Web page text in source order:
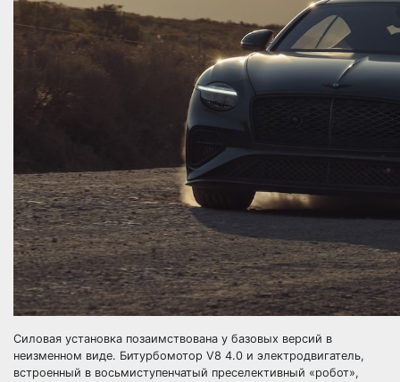
Силовая установка позаимствована у базовых версий в
неизменном виде. Битурбомотор V8 4.0 и электродвигатель,
встроенный в восьмиступенчатый преселективный «робот»,